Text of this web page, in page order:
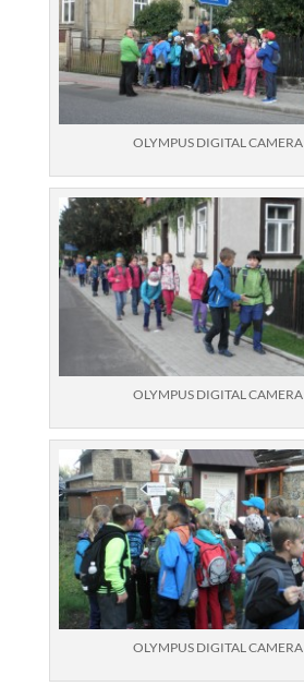
OLYMPUS DIGITAL CAMERA
OLYMPUS DIGITAL CAMERA
OLYMPUS DIGITAL CAMERA